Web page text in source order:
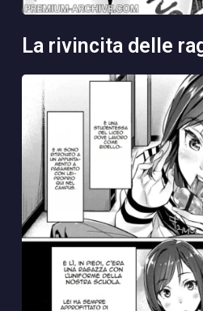
la rivincita delle